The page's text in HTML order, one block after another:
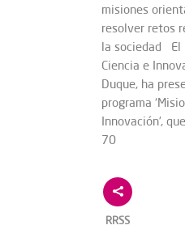
misiones
resolver retos
la sociedad El
Ciencia e
Duque, ha
programa
Innovación’,
70
RRSS